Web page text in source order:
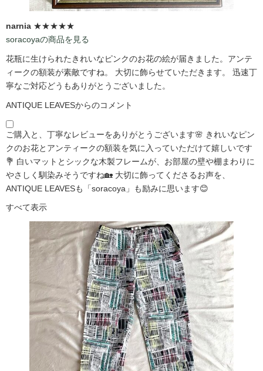
narnia ★★★★★
soracoyaの商品を見る
花瓶に生けられたきれいなピンクのお花の絵が届きました。アンテ
ィークの額装が素敵ですね。 大切に飾らせていただきます。 迅速丁
寧なご対応どうもありがとうございました。
ANTIQUE LEAVESからのコメント
ご購入と、丁寧なレビューをありがとうございます🌸 きれいなピン
クのお花とアンティークの額装を気に入っていただけて嬉しいです
💐 白いマットとシックな木製フレームが、お部屋の壁や棚まわりに
やさしく馴染みそうですね🏡 大切に飾ってくださるお声を、
ANTIQUE LEAVESも「soracoya」も励みに思います😊
すべて表示